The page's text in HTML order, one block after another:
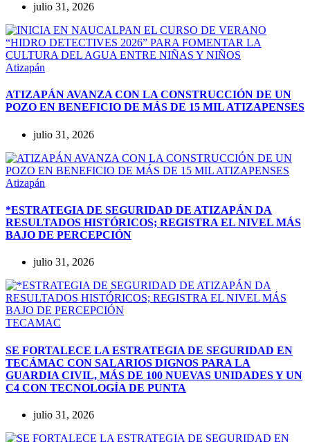
julio 31, 2026
Atizapán
ATIZAPÁN AVANZA CON LA CONSTRUCCIÓN DE UN
POZO EN BENEFICIO DE MÁS DE 15 MIL ATIZAPENSES
julio 31, 2026
Atizapán
*ESTRATEGIA DE SEGURIDAD DE ATIZAPÁN DA
RESULTADOS HISTÓRICOS; REGISTRA EL NIVEL MÁS
BAJO DE PERCEPCIÓN
julio 31, 2026
TECAMAC
SE FORTALECE LA ESTRATEGIA DE SEGURIDAD EN
TECÁMAC CON SALARIOS DIGNOS PARA LA
GUARDIA CIVIL, MÁS DE 100 NUEVAS UNIDADES Y UN
C4 CON TECNOLOGÍA DE PUNTA
julio 31, 2026